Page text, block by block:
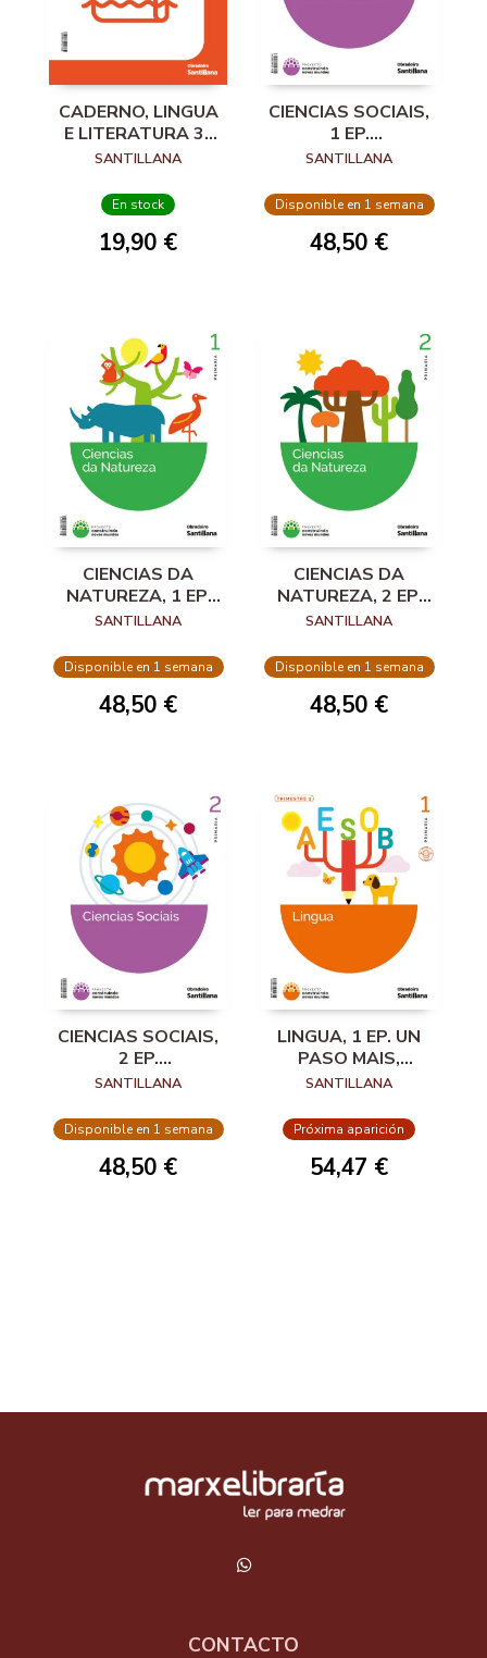
CADERNO, LINGUA
E LITERATURA 3º
ESO.
MUNDOS
SANTILLANA
En stock
19,90 €
CIENCIAS SOCIAIS,
1 EP.
CONSTRUINDO
SANTILLANA
Disponible en 1 semana
48,50 €
CIENCIAS DA
NATUREZA, 1 EP.
CONSTRUINDO
SANTILLANA
Disponible en 1 semana
48,50 €
CIENCIAS DA
NATUREZA, 2 EP.
CONSTRUINDO
SANTILLANA
Disponible en 1 semana
48,50 €
CIENCIAS SOCIAIS,
2 EP.
CONSTRUINDO
SANTILLANA
Disponible en 1 semana
48,50 €
LINGUA, 1 EP. UN
PASO MAIS,
CONSTRUÍNDO
SANTILLANA
Próxima aparición
54,47 €
CONTACTO